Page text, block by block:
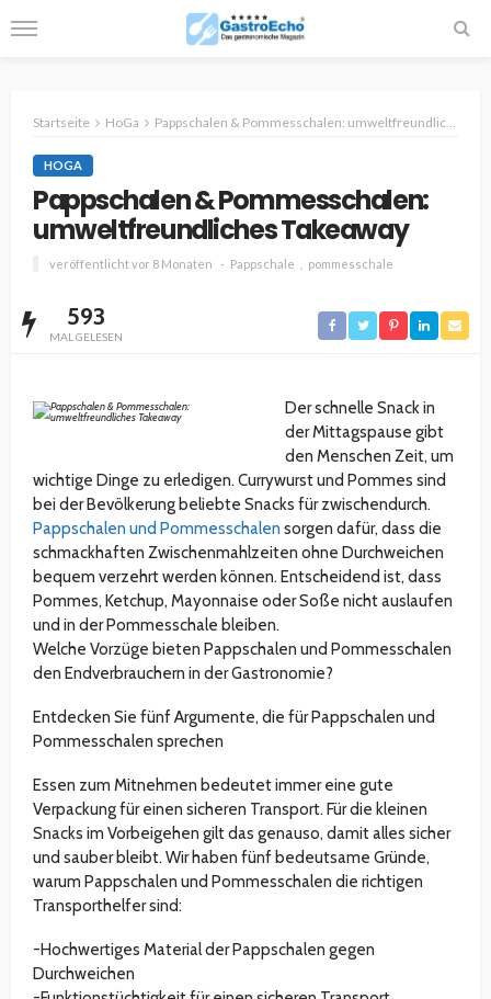
Startseite HoGa Pappschalen & Pommesschalen: umweltfreundliches Takeaway
HOGA
Pappschalen & Pommesschalen:
umweltfreundliches Takeaway
veröffentlicht vor 8 Monaten Pappschale pommesschale
593
MAL GELESEN
Der schnelle Snack in
der Mittagspause gibt
den Menschen Zeit, um
wichtige Dinge zu erledigen. Currywurst und Pommes sind
bei der Bevölkerung beliebte Snacks für zwischendurch.
Pappschalen und Pommesschalen sorgen dafür, dass die
schmackhaften Zwischenmahlzeiten ohne Durchweichen
bequem verzehrt werden können. Entscheidend ist, dass
Pommes, Ketchup, Mayonnaise oder Soße nicht auslaufen
und in der Pommesschale bleiben.
Welche Vorzüge bieten Pappschalen und Pommesschalen
den Endverbrauchern in der Gastronomie?
Entdecken Sie fünf Argumente, die für Pappschalen und
Pommesschalen sprechen
Essen zum Mitnehmen bedeutet immer eine gute
Verpackung für einen sicheren Transport. Für die kleinen
Snacks im Vorbeigehen gilt das genauso, damit alles sicher
und sauber bleibt. Wir haben fünf bedeutsame Gründe,
warum Pappschalen und Pommesschalen die richtigen
Transporthelfer sind:
-Hochwertiges Material der Pappschalen gegen
Durchweichen